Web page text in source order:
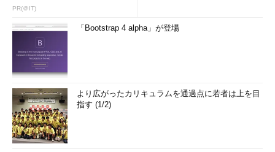
PR(＠IT)
「Bootstrap 4 alpha」が登場
より広がったカリキュラムを通過点に若者は上を目
指す (1/2)